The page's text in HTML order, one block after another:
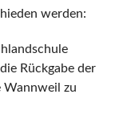
werden:
Rückgabe der
Wannweil zu